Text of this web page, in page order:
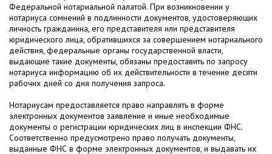
Федеральной нотариальной палатой. При возникновении у
нотариуса сомнений в подлинности документов, удостоверяющих
личность гражданина, его представителя или представителя
юридического лица, обратившихся за совершением нотариального
действия, федеральные органы государственной власти,
выдающие такие документы, обязаны предоставить по запросу
нотариуса информацию об их действительности в течение десяти
рабочих дней со дня получения запроса.
Нотариусам предоставляется право направлять в форме
электронных документов заявление и иные необходимые
документы о регистрации юридических лиц в инспекции ФНС.
Соответственно предусмотрено право получать документы,
выданные ФНС в форме электронных документов, и выдавать их